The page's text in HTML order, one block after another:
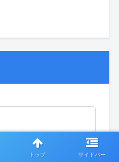
います。私も文芸社
トップ サイドバー